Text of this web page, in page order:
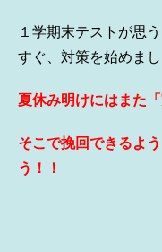
１学期末テストが思
すぐ、対策を始めまし
夏休み明けにはまた
そこで挽回できるよ
う！！